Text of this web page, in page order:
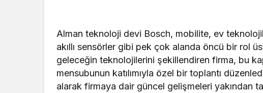
Alman teknoloji devi Bosch, mobilite, ev
akıllı sensörler gibi pek çok alanda öncü bir rol
geleceğin teknolojilerini şekillendiren firma, bu
mensubunun katılımıyla özel bir toplantı
alarak firmaya dair güncel gelişmeleri yakından